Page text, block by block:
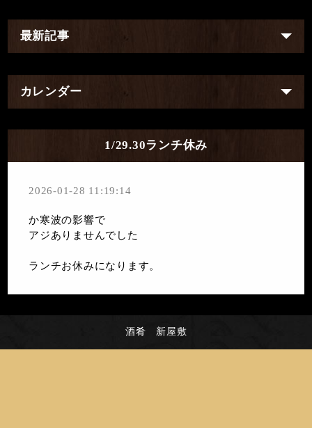
最新記事
カレンダー
1/29.30ランチ休み
2026-01-28 11:19:14
か寒波の影響で
アジありませんでした
ランチお休みになります。
酒肴 新屋敷